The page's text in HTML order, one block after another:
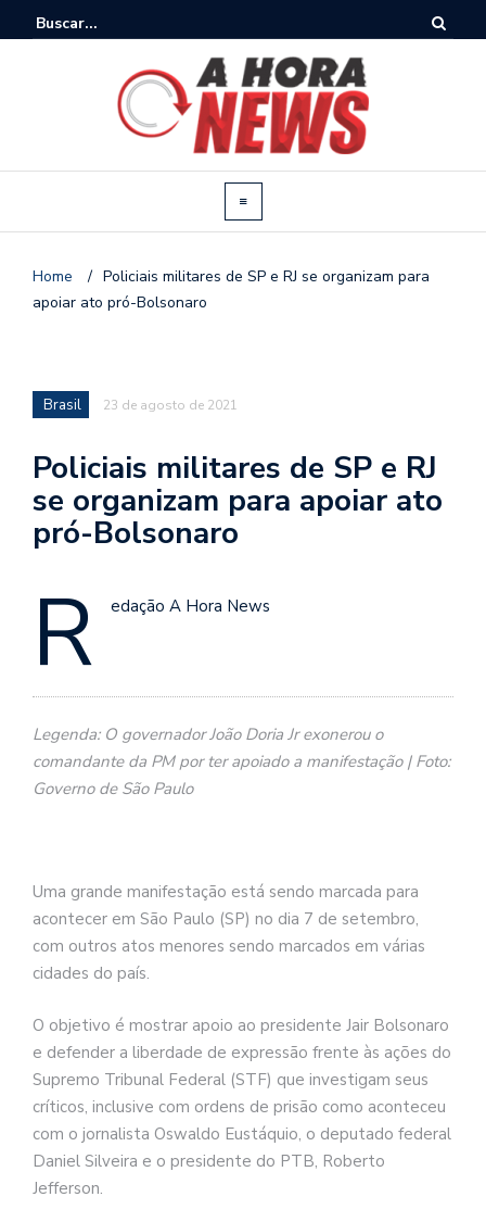
Home / Policiais militares de SP e RJ se organizam para
apoiar ato pró-Bolsonaro
Brasil 23 de agosto de 2021
Policiais militares de SP e RJ
se organizam para apoiar ato
pró-Bolsonaro
R edação A Hora News
Legenda: O governador João Doria Jr exonerou o
comandante da PM por ter apoiado a manifestação | Foto:
Governo de São Paulo
Uma grande manifestação está sendo marcada para
acontecer em São Paulo (SP) no dia 7 de setembro,
com outros atos menores sendo marcados em várias
cidades do país.
O objetivo é mostrar apoio ao presidente Jair Bolsonaro
e defender a liberdade de expressão frente às ações do
Supremo Tribunal Federal (STF) que investigam seus
críticos, inclusive com ordens de prisão como aconteceu
com o jornalista Oswaldo Eustáquio, o deputado federal
Daniel Silveira e o presidente do PTB, Roberto
Jefferson.